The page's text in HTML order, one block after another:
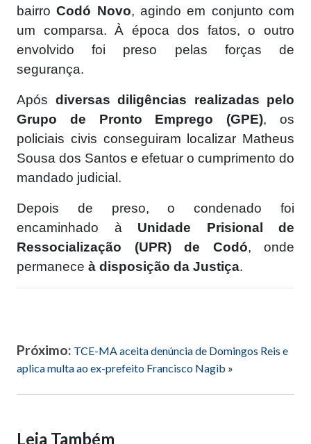
bairroCodó Novo, agindo em conjunto com
um comparsa. À época dos fatos, o outro
envolvido foi preso pelas forças de
segurança.
Após diversas diligências realizadas pelo
Grupo de Pronto Emprego (GPE), os
policiais civis conseguiram localizar Matheus
Sousa dos Santos e efetuar o cumprimento do
mandado judicial.
Depois de preso, o condenado foi
encaminhado à Unidade Prisional de
Ressocialização (UPR) de Codó, onde
permanece à disposição da Justiça.
Próximo: TCE-MA aceita denúncia de Domingos Reis e
aplica multa ao ex-prefeito Francisco Nagib »
Leia Também